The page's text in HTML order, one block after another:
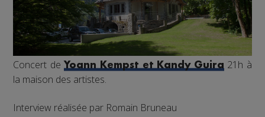
Concert de Yoann Kempst et Kandy Guira 21h à
la maison des artistes.
Interview réalisée par Romain Bruneau